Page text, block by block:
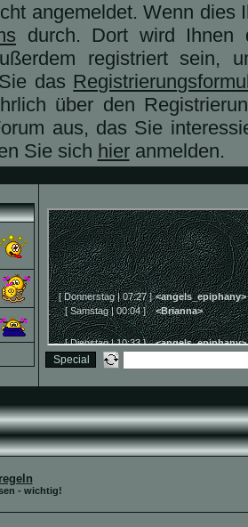
angemeldet. Wenn
durch. Dort wird Ihnen
registriert sein,
das
über den
aus, das Sie
Sie sich hieranmelden.
- wichtig!